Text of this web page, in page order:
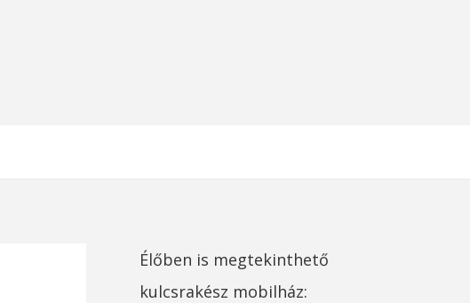
Élőben is megtekinthető
kulcsrakész mobilház: